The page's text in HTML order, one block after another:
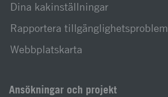
Dina kakinställningar
Rapportera tillgänglighetsproblem
Webbplatskarta
Ansökningar och projekt